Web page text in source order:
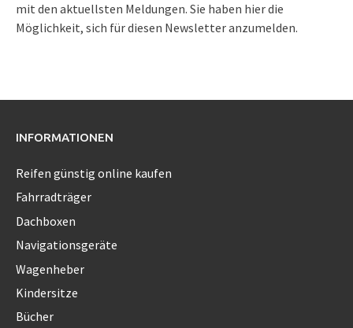
mit den aktuellsten Meldungen. Sie haben hier die
Möglichkeit, sich für diesen Newsletter anzumelden.
INFORMATIONEN
Reifen günstig online kaufen
Fahrradträger
Dachboxen
Navigationsgeräte
Wagenheber
Kindersitze
Bücher